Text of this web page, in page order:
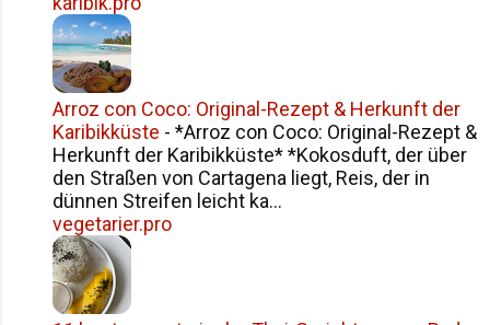
Arroz con Coco: Original-Rezept & Herkunft der
Karibikküste - *Arroz con Coco: Original-Rezept &
Herkunft der Karibikküste* *Kokosduft, der über
den Straßen von Cartagena liegt, Reis, der in
dünnen Streifen leicht ka...
vegetarier.pro